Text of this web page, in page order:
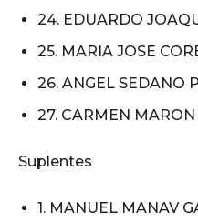
24. EDUARDO
25. MARIA JOSE
26. ANGEL SEDANO
27. CARMEN
Suplentes
1. MANUEL MANAV